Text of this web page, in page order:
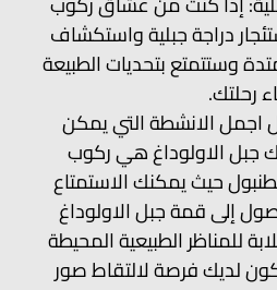
دراجة جبلية واستكشاف
وستتمتع بتحديات الطبيعة
رحلتك.
اجمل الانشطة التي يمكن
جبل الاولوداغ هي ركوب
حيث يمكنك الاستمتاع
إلى قمة جبل الاولوداغ
للمناظر الطبيعية المحيطة
لديك فرصة لالتقاط صور